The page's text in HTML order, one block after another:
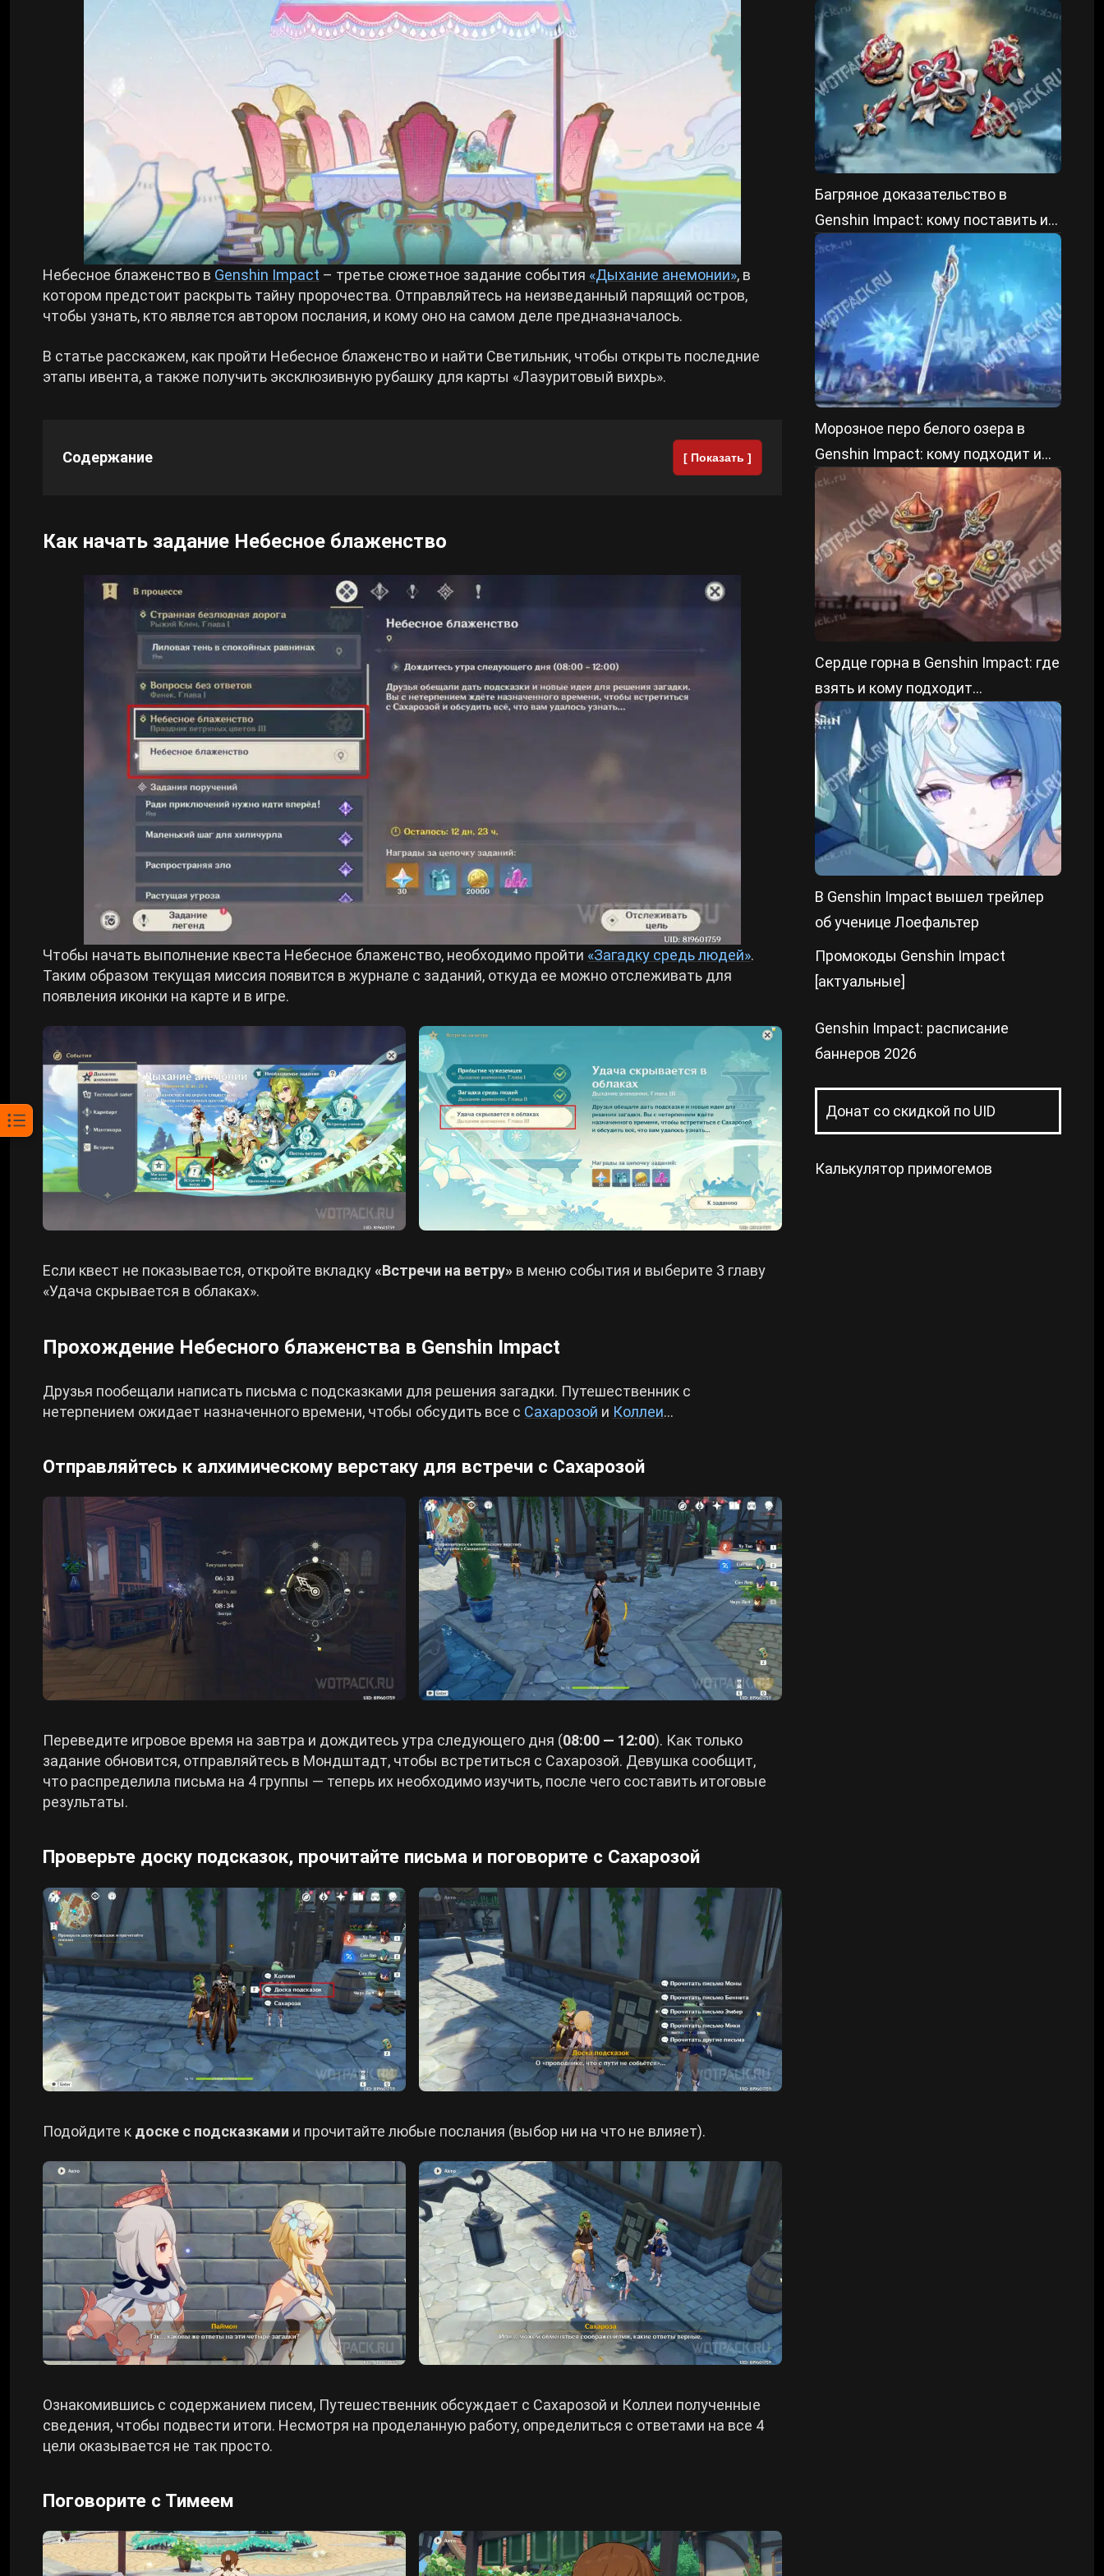
Zenless Zone Zero
Kingdom Come: Deliverance 2
Path of Exile 2
Wuthering Waves
Roblox
Hogwarts Legacy
Все игры
Билды Arknights: Endfield
Билды Path of Exile 2
Небесное блаженство в Genshin Impact – третье сюжетное задание события «Дыхание анемонии», в
котором предстоит раскрыть тайну пророчества. Отправляйтесь на неизведанный парящий остров,
чтобы узнать, кто является автором послания, и кому оно на самом деле предназначалось.
В статье расскажем, как пройти Небесное блаженство и найти Светильник, чтобы открыть последние
этапы ивента, а также получить эксклюзивную рубашку для карты «Лазуритовый вихрь».
Содержание [ Показать ]
Как начать задание Небесное блаженство
Чтобы начать выполнение квеста Небесное блаженство, необходимо пройти «Загадку средь людей».
Таким образом текущая миссия появится в журнале с заданий, откуда ее можно отслеживать для
появления иконки на карте и в игре.
Если квест не показывается, откройте вкладку«Встречи на ветру» в меню события и выберите 3 главу
«Удача скрывается в облаках».
Прохождение Небесного блаженства в Genshin Impact
Друзья пообещали написать письма с подсказками для решения загадки. Путешественник с
нетерпением ожидает назначенного времени, чтобы обсудить все с Сахарозой и Коллеи…
Отправляйтесь к алхимическому верстаку для встречи с Сахарозой
Переведите игровое время на завтра и дождитесь утра следующего дня (08:00 — 12:00). Как только
задание обновится, отправляйтесь в Мондштадт, чтобы встретиться с Сахарозой. Девушка сообщит,
что распределила письма на 4 группы — теперь их необходимо изучить, после чего составить итоговые
результаты.
Проверьте доску подсказок, прочитайте письма и поговорите с Сахарозой
Подойдите к доске с подсказками и прочитайте любые послания (выбор ни на что не влияет).
Ознакомившись с содержанием писем, Путешественник обсуждает с Сахарозой и Коллеи полученные
сведения, чтобы подвести итоги. Несмотря на проделанную работу, определиться с ответами на все 4
цели оказывается не так просто.
Поговорите с Тимеем
ГГ
Багряное доказательство в
Genshin Impact: кому поставить и
как получить
Морозное перо белого озера в
Genshin Impact: кому подходит и
как прокачать
Сердце горна в Genshin Impact: где
взять и кому подходит
саппортский сет
В Genshin Impact вышел трейлер
об ученице Лоефальтер
Промокоды Genshin Impact
[актуальные]
Genshin Impact: расписание
баннеров 2026
Донат со скидкой по UID
Калькулятор примогемов